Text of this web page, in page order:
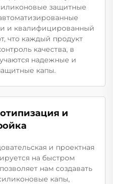
защитные
и квалифицированный
что каждый продукт
качества, в
надежные и
капы.
и
и проектная
на быстром
нам создавать
капы,